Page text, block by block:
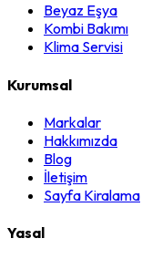
Beyaz Eşya
Kombi Bakımı
Klima Servisi
Kurumsal
Markalar
Hakkımızda
Blog
İletişim
Sayfa Kiralama
Yasal